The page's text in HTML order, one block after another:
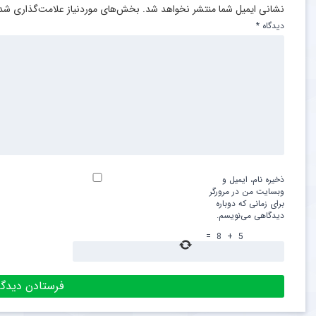
نشانی ایمیل شما منتشر نخواهد شد. بخش‌های موردنیاز علامت‌گذاری
دیدگاه *
ذخیره نام، ایمیل و
وبسایت من در مرورگر
برای زمانی که دوباره
دیدگاهی می‌نویسم.
5
+
8
=